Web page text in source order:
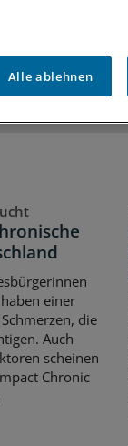
und Kommentare
den Zugang
einer
die
Auch
scheinen
Chronic
Alle ablehnen